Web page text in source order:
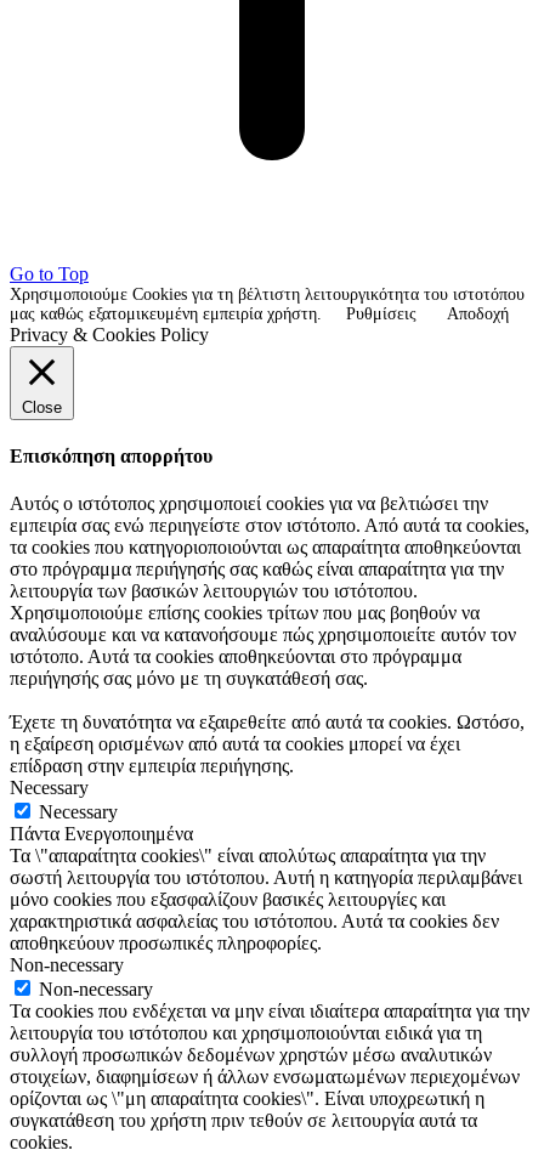
Go to Top
Χρησιμοποιούμε Cookies για τη βέλτιστη λειτουργικότητα του ιστοτόπου
μας καθώς εξατομικευμένη εμπειρία χρήστη.
Ρυθμίσεις Αποδοχή
Privacy & Cookies Policy
Close
Επισκόπηση απορρήτου
Αυτός ο ιστότοπος χρησιμοποιεί cookies για να βελτιώσει την
εμπειρία σας ενώ περιηγείστε στον ιστότοπο. Από αυτά τα cookies,
τα cookies που κατηγοριοποιούνται ως απαραίτητα αποθηκεύονται
στο πρόγραμμα περιήγησής σας καθώς είναι απαραίτητα για την
λειτουργία των βασικών λειτουργιών του ιστότοπου.
Χρησιμοποιούμε επίσης cookies τρίτων που μας βοηθούν να
αναλύσουμε και να κατανοήσουμε πώς χρησιμοποιείτε αυτόν τον
ιστότοπο. Αυτά τα cookies αποθηκεύονται στο πρόγραμμα
περιήγησής σας μόνο με τη συγκατάθεσή σας.
Έχετε τη δυνατότητα να εξαιρεθείτε από αυτά τα cookies. Ωστόσο,
η εξαίρεση ορισμένων από αυτά τα cookies μπορεί να έχει
επίδραση στην εμπειρία περιήγησης.
Necessary
Necessary
Πάντα Ενεργοποιημένα
Τα \"απαραίτητα cookies\" είναι απολύτως απαραίτητα για την
σωστή λειτουργία του ιστότοπου. Αυτή η κατηγορία περιλαμβάνει
μόνο cookies που εξασφαλίζουν βασικές λειτουργίες και
χαρακτηριστικά ασφαλείας του ιστότοπου. Αυτά τα cookies δεν
αποθηκεύουν προσωπικές πληροφορίες.
Non-necessary
Non-necessary
Τα cookies που ενδέχεται να μην είναι ιδιαίτερα απαραίτητα για την
λειτουργία του ιστότοπου και χρησιμοποιούνται ειδικά για τη
συλλογή προσωπικών δεδομένων χρηστών μέσω αναλυτικών
στοιχείων, διαφημίσεων ή άλλων ενσωματωμένων περιεχομένων
ορίζονται ως \"μη απαραίτητα cookies\". Είναι υποχρεωτική η
συγκατάθεση του χρήστη πριν τεθούν σε λειτουργία αυτά τα
cookies.